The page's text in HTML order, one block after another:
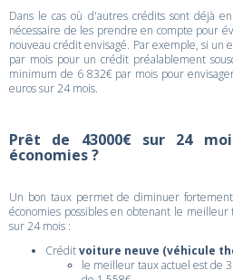
Dans le cas où d'autres crédits sont déjà
nécessaire de les prendre en compte pour
nouveau crédit envisagé. Par exemple, si
par mois pour un crédit préalablement
minimum de 6 832€ par mois pour
euros sur 24 mois.
Prêt de 43000€ sur 24
économies ?
Un bon taux permet de diminuer
économies possibles en obtenant le
sur 24 mois :
Créditvoiture neuve (véhicule
le meilleur taux actuel est de